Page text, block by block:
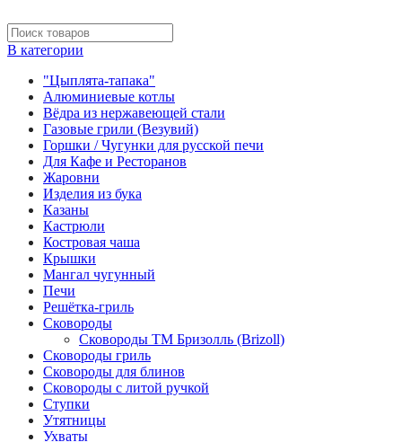
В категории
"Цыплята-тапака"
Алюминиевые котлы
Вёдра из нержавеющей стали
Газовые грили (Везувий)
Горшки / Чугунки для русской печи
Для Кафе и Ресторанов
Жаровни
Изделия из бука
Казаны
Кастрюли
Костровая чаша
Крышки
Мангал чугунный
Печи
Решётка-гриль
Сковороды
Сковороды ТМ Бризолль (Brizoll)
Сковороды гриль
Сковороды для блинов
Сковороды с литой ручкой
Ступки
Утятницы
Ухваты